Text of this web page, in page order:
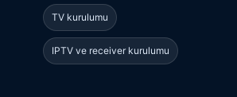
TV kurulumu
IPTV ve receiver kurulumu